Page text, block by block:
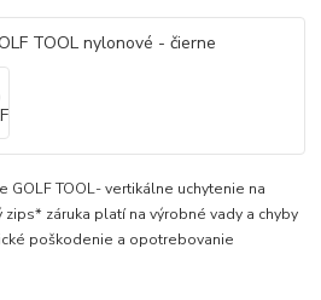
TOOL- vertikálne uchytenie na
záruka platí na výrobné vady a chyby
poškodenie a opotrebovanie